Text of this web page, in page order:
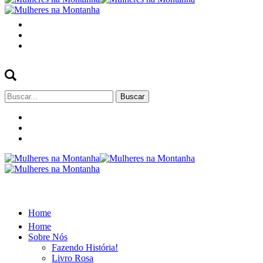
Buscar
por:
Home
Home
Sobre Nós
Fazendo História!
Livro Rosa